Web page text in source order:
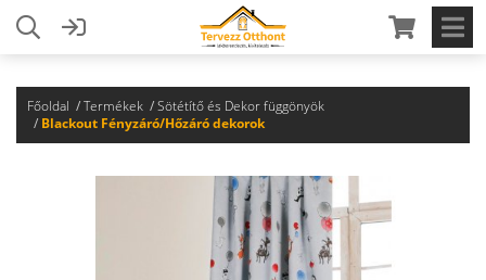
Főoldal Termékek
Sötétítő és Dekor függönyök
Blackout Fényzáró/Hőzáró dekorok